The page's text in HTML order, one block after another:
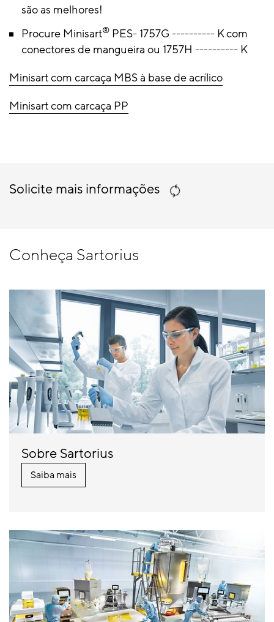
são as melhores!
Procure Minisart® PES- 1757G ---------- K com
conectores de mangueira ou 1757H ---------- K
Minisart com carcaça MBS à base de acrílico
Minisart com carcaça PP
Solicite mais informações
Conheça Sartorius
Sobre Sartorius
Saiba mais